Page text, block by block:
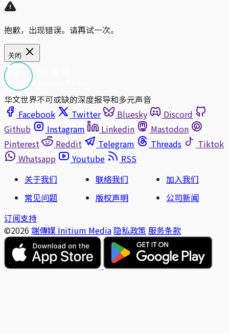
抱歉，出现错误。请再试一次。
关闭
华文世界不可或缺的深度报导和多元声音
Facebook
Twitter Bluesky
Discord
Github
Instagram Linkedin
Mastodon
Pinterest
Reddit Telegram Threads
Tiktok
Whatsapp
Youtube
RSS
关于我们
联络我们
加入我们
常见问题
版权声明
公司新闻
订阅支持
©2026 端傳媒 Initium Media 隐私政策 服务条款